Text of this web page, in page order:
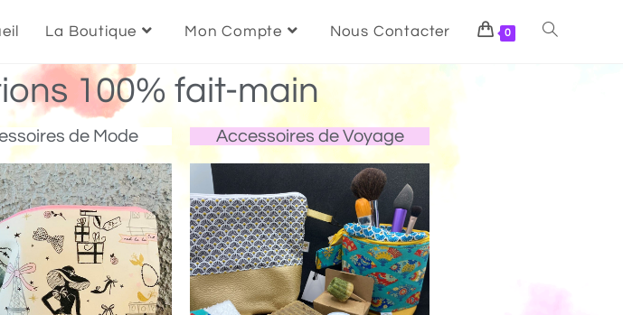
La Boutique Mon Compte Nous Contacter 0
100% fait-main
de Mode Accessoires de Voyage